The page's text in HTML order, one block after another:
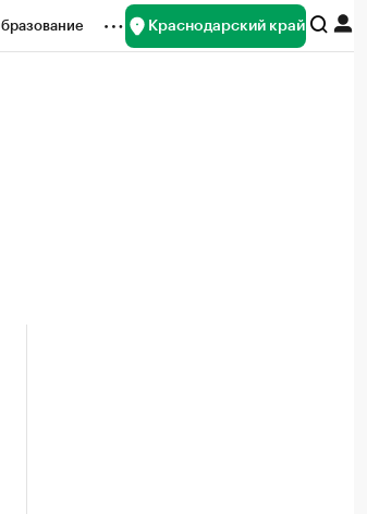
Краснодарский край